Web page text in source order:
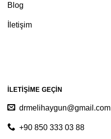
Blog
İletişim
İLETIŞIME GEÇIN
drmelihaygun@gmail.com
+90 850 333 03 88